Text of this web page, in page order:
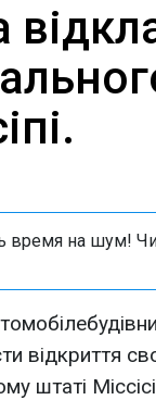
время на шум!
відкриття
штаті